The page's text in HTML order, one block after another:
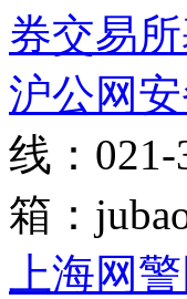
券交易
沪公网安
线：021-
箱：
上海网